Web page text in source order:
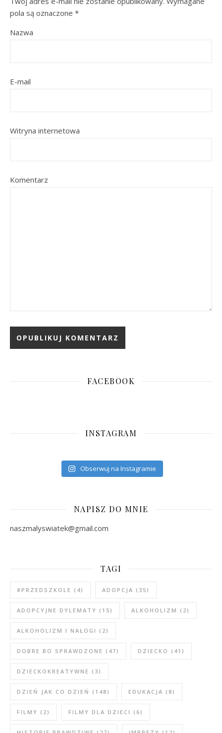
pola są oznaczone *
Nazwa
E-mail
Witryna internetowa
Komentarz
FACEBOOK
INSTAGRAM
Obserwuj na Instagramie
NAPISZ DO MNIE
naszmalyswiatek@gmail.com
TAGI
#PRZEDSZKOLE (4) ADOPCJA (35)
ADOPCYJNE DYLEMATY (15) ALKOHOLIZM (2)
ALKOHOLIZM I NAŁOGI (2)
DOBRE BO SPRAWDZONE (47) DZIECKO (41)
DZIECKOKREATYWNE (3)
DZIEŃ JAK CO DZIEŃ (148) EDUKACJA (8)
FILMY (2) FILMY DLA DZIECI (6)